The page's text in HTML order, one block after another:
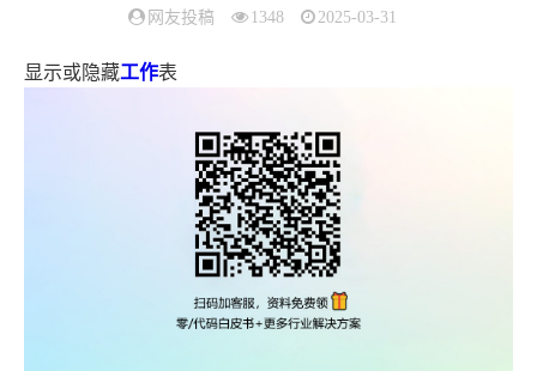
网友投稿 1348 2025-03-31
显示或隐藏工作表